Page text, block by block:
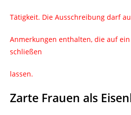
Tätigkeit. Die Ausschreibung darf
Anmerkungen enthalten, die auf
schließen
lassen.
Zarte Frauen als